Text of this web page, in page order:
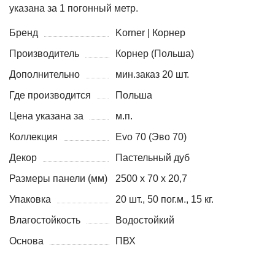
указана за 1 погонный метр.
Бренд
Korner | Корнер
Производитель
Корнер (Польша)
Дополнительно
мин.заказ 20 шт.
Где производится
Польша
Цена указана за
м.п.
Коллекция
Evo 70 (Эво 70)
Декор
Пастельный дуб
Размеры панели (мм)
2500 х 70 х 20,7
Упаковка
20 шт., 50 пог.м., 15 кг.
Влагостойкость
Водостойкий
Основа
ПВХ